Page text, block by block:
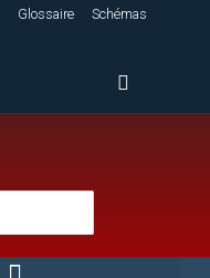
Glossaire
Schémas